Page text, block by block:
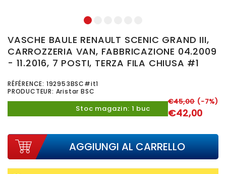
1
VASCHE BAULE RENAULT SCENIC GRAND III,
CARROZZERIA VAN, FABBRICAZIONE 04.2009
- 11.2016, 7 POSTI, TERZA FILA CHIUSA #1
RÉFÉRENCE: 192953BSC#it1
PRODUCTEUR: Aristar BSC
Stoc magazin: 1 buc
€45,00(-7%)
€42,00
AGGIUNGI AL CARRELLO